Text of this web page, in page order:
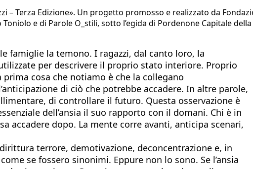
Terza Edizione». Un progetto promosso e realizzato da
e di Parole O_stili, sotto l’egida di Pordenone Capitale della
famiglie la temono. I ragazzi, dal canto loro, la
per descrivere il proprio stato interiore. Proprio
cosa che notiamo è che la collegano
di ciò che potrebbe accadere. In altre parole,
di controllare il futuro. Questa osservazione è
dell’ansia il suo rapporto con il domani. Chi è in
accadere dopo. La mente corre avanti, anticipa scenari,
terrore, demotivazione, deconcentrazione e, in
se fossero sinonimi. Eppure non lo sono. Se l’ansia